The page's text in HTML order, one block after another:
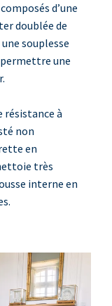
d’une
doublée de
souplesse
permettre une
à
non
en
très
interne en